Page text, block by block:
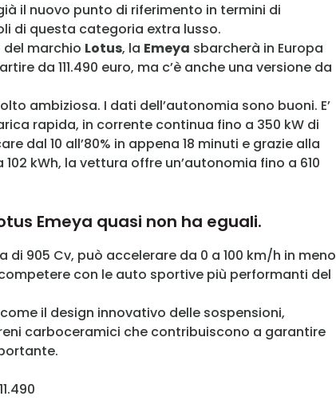
il nuovo punto di riferimento in termini di
di questa categoria extra lusso.
del marchio Lotus, la Emeya sbarcherà in Europa
da 111.490 euro, ma c’è anche una versione da
ambiziosa. I dati dell’autonomia sono buoni. E’
rapida, in corrente continua fino a 350 kW di
dal 10 all’80% in appena 18 minuti e grazie alla
kWh, la vettura offre un’autonomia fino a 610
Emeya quasi non ha eguali.
di 905 Cv, può accelerare da 0 a 100 km/h in meno
con le auto sportive più performanti del
il design innovativo delle sospensioni,
carboceramici che contribuiscono a garantire